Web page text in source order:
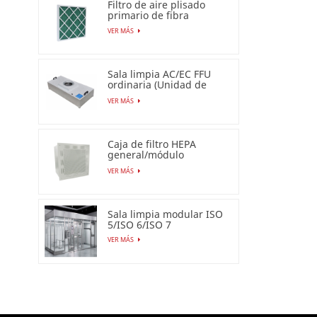
Filtro de aire plisado
primario de fibra
sintética para uso
industrial
VER MÁS
Sala limpia AC/EC FFU
ordinaria (Unidad de
filtro de ventilador)
VER MÁS
Caja de filtro HEPA
general/módulo
terminal HEPA
VER MÁS
Sala limpia modular ISO
5/ISO 6/ISO 7
VER MÁS